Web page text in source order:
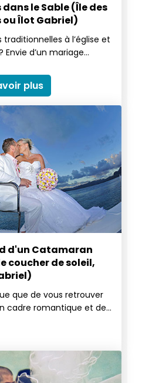
le Sable (Île des
ou Îlot Gabriel)
à l’église et
d’un mariage
sur une jolie plage et
Maurice : Sur l’ilot Gabriel
sable fin où l’eau est
magnifique, ou sur l’île
du parc marin de Blue
à l’écart du
décor enchanteur. Une
invités, les pieds dans
et virevoltants au gré
plus
d'un Catamaran
coucher de soleil,
que de vous retrouver
cadre romantique et de
qu’un coucher de soleil
très spéciale…